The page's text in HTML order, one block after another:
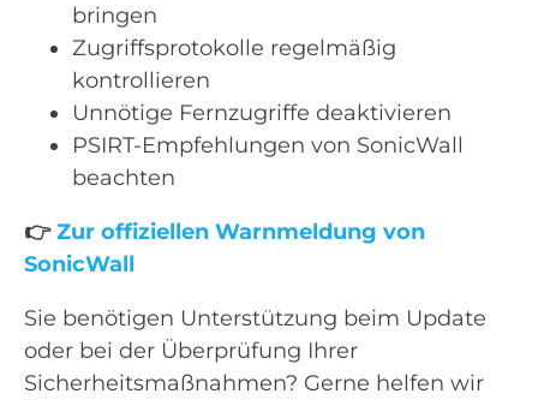
bringen
Zugriffsprotokolle regelmäßig
kontrollieren
Unnötige Fernzugriffe deaktivieren
PSIRT-Empfehlungen von SonicWall
beachten
👉Zur offiziellen Warnmeldung von
SonicWall
Sie benötigen Unterstützung beim Update
oder bei der Überprüfung Ihrer
Sicherheitsmaßnahmen? Gerne helfen wir